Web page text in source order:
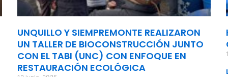
UNQUILLO Y SIEMPREMONTE REALIZARON
UN TALLER DE BIOCONSTRUCCIÓN JUNTO
CON EL TABI (UNC) CON ENFOQUE EN
RESTAURACIÓN ECOLÓGICA